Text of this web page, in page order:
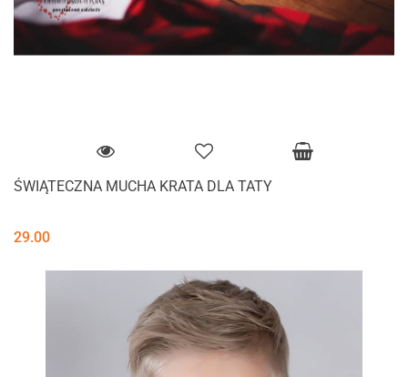
ŚWIĄTECZNA MUCHA KRATA DLA TATY
29.00